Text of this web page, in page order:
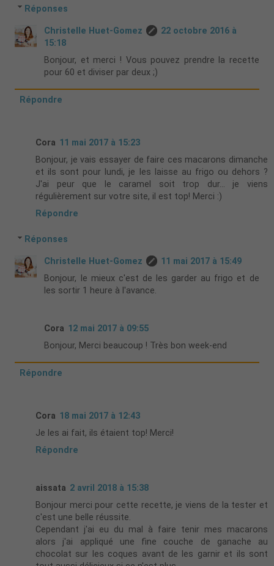
Réponses
Christelle Huet-Gomez
22 octobre 2016 à
15:18
Bonjour, et merci ! Vous pouvez prendre la recette
pour 60 et diviser par deux ;)
Répondre
Cora 11 mai 2017 à 15:23
Bonjour, je vais essayer de faire ces macarons dimanche
et ils sont pour lundi, je les laisse au frigo ou dehors ?
J'ai peur que le caramel soit trop dur... je viens
régulièrement sur votre site, il est top! Merci :)
Répondre
Réponses
Christelle Huet-Gomez
11 mai 2017 à 15:49
Bonjour, le mieux c'est de les garder au frigo et de
les sortir 1 heure à l'avance.
Cora 12 mai 2017 à 09:55
Bonjour, Merci beaucoup ! Très bon week-end
Répondre
Cora 18 mai 2017 à 12:43
Je les ai fait, ils étaient top! Merci!
Répondre
aissata 2 avril 2018 à 15:38
Bonjour merci pour cette recette, je viens de la tester et
c'est une belle réussite.
Cependant j'ai eu du mal à faire tenir mes macarons
alors j'ai appliqué une fine couche de ganache au
chocolat sur les coques avant de les garnir et ils sont